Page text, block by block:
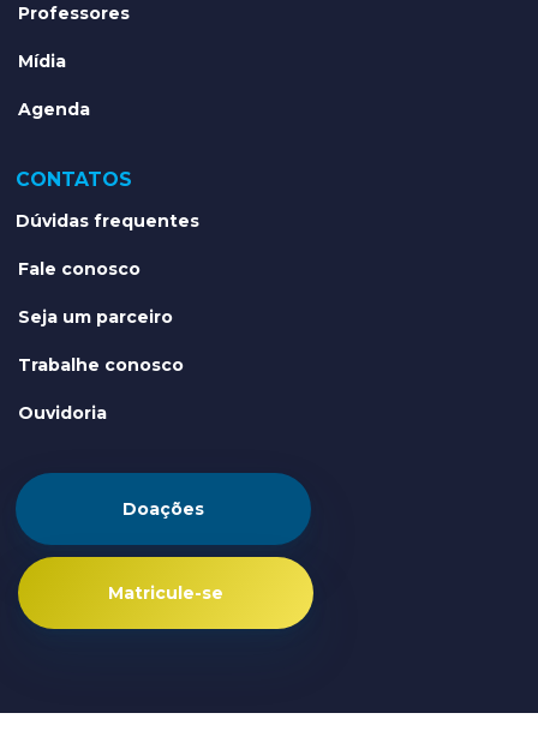
Professores
Mídia
Agenda
CONTATOS
Dúvidas frequentes
Fale conosco
Seja um parceiro
Trabalhe conosco
Ouvidoria
Doações
Matricule-se